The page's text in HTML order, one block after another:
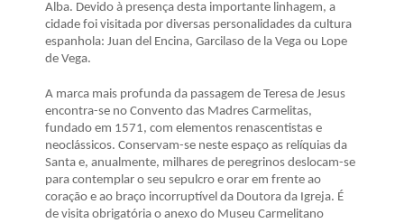
Alba. Devido à presença desta importante linhagem, a
cidade foi visitada por diversas personalidades da cultura
espanhola: Juan del Encina, Garcilaso de la Vega ou Lope
de Vega.
A marca mais profunda da passagem de Teresa de Jesus
encontra-se no Convento das Madres Carmelitas,
fundado em 1571, com elementos renascentistas e
neoclássicos. Conservam-se neste espaço as relíquias da
Santa e, anualmente, milhares de peregrinos deslocam-se
para contemplar o seu sepulcro e orar em frente ao
coração e ao braço incorruptível da Doutora da Igreja. É
de visita obrigatória o anexo do Museu Carmelitano